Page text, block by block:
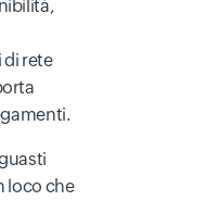
rete
loco che